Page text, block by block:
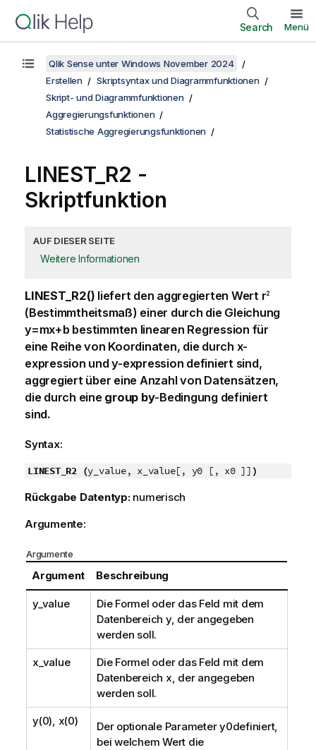
Search Menü
Qlik Sense unter Windows November 2024
Erstellen
Skriptsyntax und Diagrammfunktionen
Skript- und Diagrammfunktionen
Aggregierungsfunktionen
Statistische Aggregierungsfunktionen
LINEST_R2 -
Skriptfunktion
AUF DIESER SEITE
Weitere Informationen
LINEST_R2() liefert den aggregierten Wert r2
(Bestimmtheitsmaß) einer durch die Gleichung
y=mx+bbestimmten linearen Regression für
eine Reihe von Koordinaten, die durch x-
expression undy-expression definiert sind,
aggregiert über eine Anzahl von Datensätzen,
die durch eine group by-Bedingung definiert
sind.
Syntax:
LINEST_R2 (y_value, x_value[, y0 [, x0 ]] )
Rückgabe Datentyp: numerisch
Argumente:
Argumente
Argument Beschreibung
y_value
Die Formel oder das Feld mit dem
Datenbereich y, der angegeben
werden soll.
x_value
Die Formel oder das Feld mit dem
Datenbereich x, der angegeben
werden soll.
y(0), x(0) Der optionale Parametery0definiert,
bei welchem Wert die